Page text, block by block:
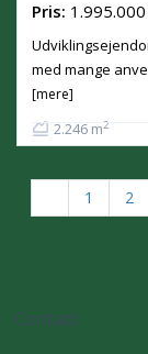
Pris: 1.995.000
med mange
[mere]
2.246 m2
1 2
Contact